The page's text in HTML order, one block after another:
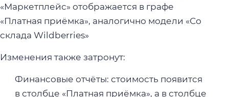
«Маркетплейс» отображается в графе
«Платная приёмка», аналогично модели «Со
склада Wildberries»
Изменения также затронут:
Финансовые отчёты: стоимость появится
в столбце «Платная приёмка», а в столбце